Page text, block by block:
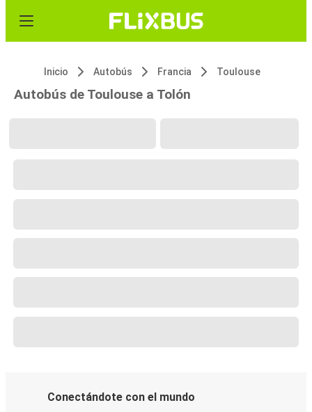
Inicio Autobús Francia Toulouse
Autobús de Toulouse a Tolón
Conectándote con el mundo